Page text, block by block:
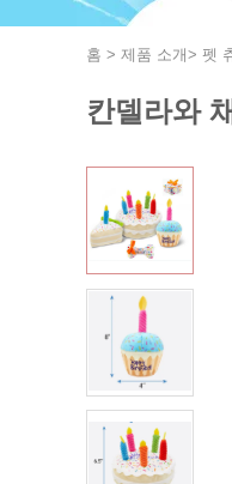
홈 > 제품 소개> 펫
칸델라와